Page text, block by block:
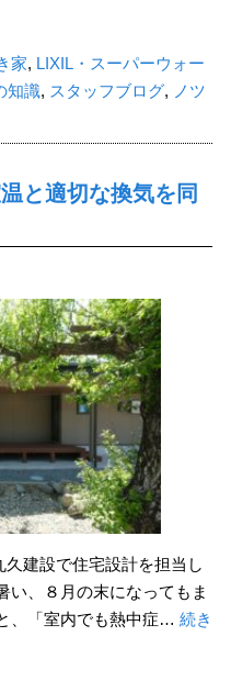
家, LIXIL・スーパーウォー
知識, スタッフブログ, ノツ
と適切な換気を同
建設で住宅設計を担当し
い、８月の末になってもま
、「室内でも熱中症… 続き